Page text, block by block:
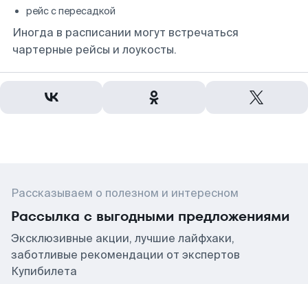
рейс с пересадкой
Иногда в расписании могут встречаться
чартерные рейсы и лоукосты.
Рассказываем о полезном и интересном
Рассылка с выгодными предложениями
Эксклюзивные акции, лучшие лайфхаки,
заботливые рекомендации от экспертов
Купибилета